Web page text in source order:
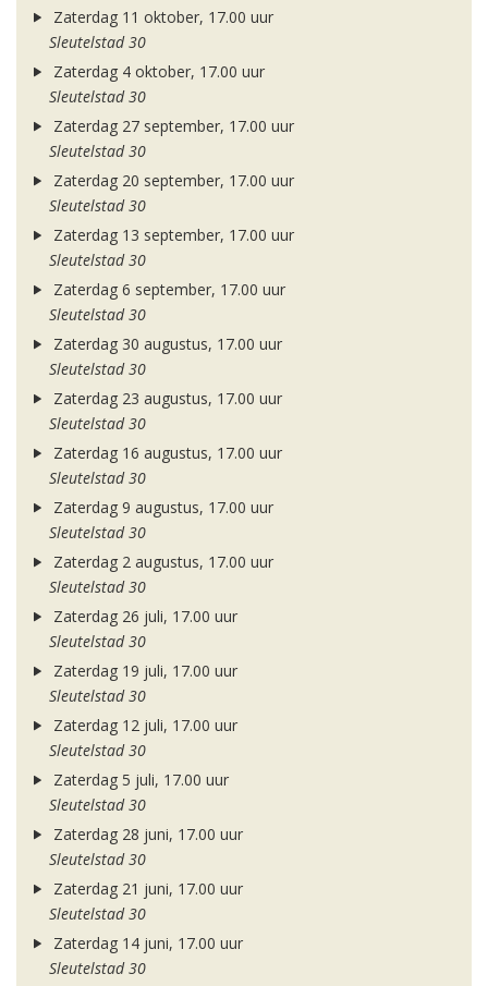
Zaterdag 11 oktober, 17.00 uur
Sleutelstad 30
Zaterdag 4 oktober, 17.00 uur
Sleutelstad 30
Zaterdag 27 september, 17.00 uur
Sleutelstad 30
Zaterdag 20 september, 17.00 uur
Sleutelstad 30
Zaterdag 13 september, 17.00 uur
Sleutelstad 30
Zaterdag 6 september, 17.00 uur
Sleutelstad 30
Zaterdag 30 augustus, 17.00 uur
Sleutelstad 30
Zaterdag 23 augustus, 17.00 uur
Sleutelstad 30
Zaterdag 16 augustus, 17.00 uur
Sleutelstad 30
Zaterdag 9 augustus, 17.00 uur
Sleutelstad 30
Zaterdag 2 augustus, 17.00 uur
Sleutelstad 30
Zaterdag 26 juli, 17.00 uur
Sleutelstad 30
Zaterdag 19 juli, 17.00 uur
Sleutelstad 30
Zaterdag 12 juli, 17.00 uur
Sleutelstad 30
Zaterdag 5 juli, 17.00 uur
Sleutelstad 30
Zaterdag 28 juni, 17.00 uur
Sleutelstad 30
Zaterdag 21 juni, 17.00 uur
Sleutelstad 30
Zaterdag 14 juni, 17.00 uur
Sleutelstad 30